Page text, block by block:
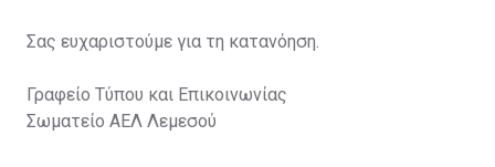
Σας ευχαριστούμε για τη κατανόηση.
Γραφείο Τύπου και Επικοινωνίας
Σωματείο ΑΕΛ Λεμεσού